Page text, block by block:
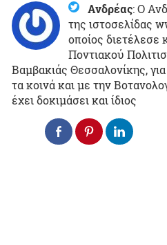
Ανδρέας:Ο
της ιστοσελίδας
οποίος διετέλεσε
Ποντιακού
Βαμβακιάς Θεσσαλονίκης,
τα κοινά και με την
έχει δοκιμάσει και ίδιος